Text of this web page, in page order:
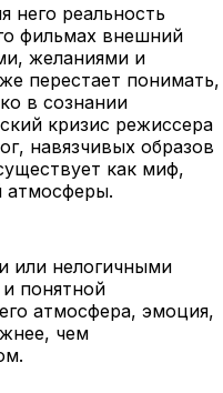
него реальность
фильмах внешний
желаниями и
перестает понимать,
в сознании
кризис режиссера
навязчивых образов
как миф,
атмосферы.
или нелогичными
понятной
атмосфера, эмоция,
чем